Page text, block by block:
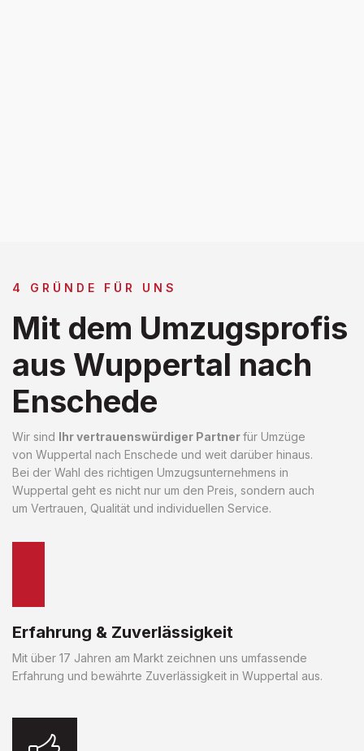
4 GRÜNDE FÜR UNS
Mit dem Umzugsprofis
aus Wuppertal nach
Enschede
Wir sind Ihr vertrauenswürdiger Partnerfür Umzüge
von Wuppertal nach Enschede und weit darüber hinaus.
Bei der Wahl des richtigen Umzugsunternehmens in
Wuppertal geht es nicht nur um den Preis, sondern auch
um Vertrauen, Qualität und individuellen Service.
Erfahrung & Zuverlässigkeit
Mit über 17 Jahren am Markt zeichnen uns umfassende
Erfahrung und bewährte Zuverlässigkeit in Wuppertal aus.